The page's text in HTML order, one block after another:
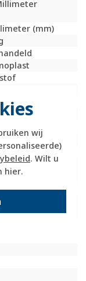
wij
. Wilt u
hier.
(mm)